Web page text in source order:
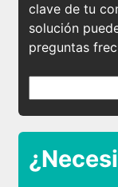
clave de tu
solución
preguntas